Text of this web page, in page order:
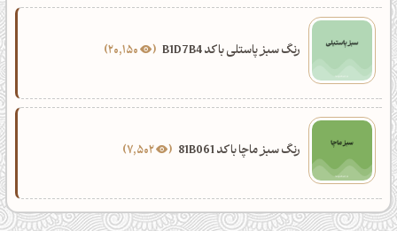
رنگ سبز پاستلی با کد B1D7B4
رنگ سبز ماچا با کد 81B061 7,502